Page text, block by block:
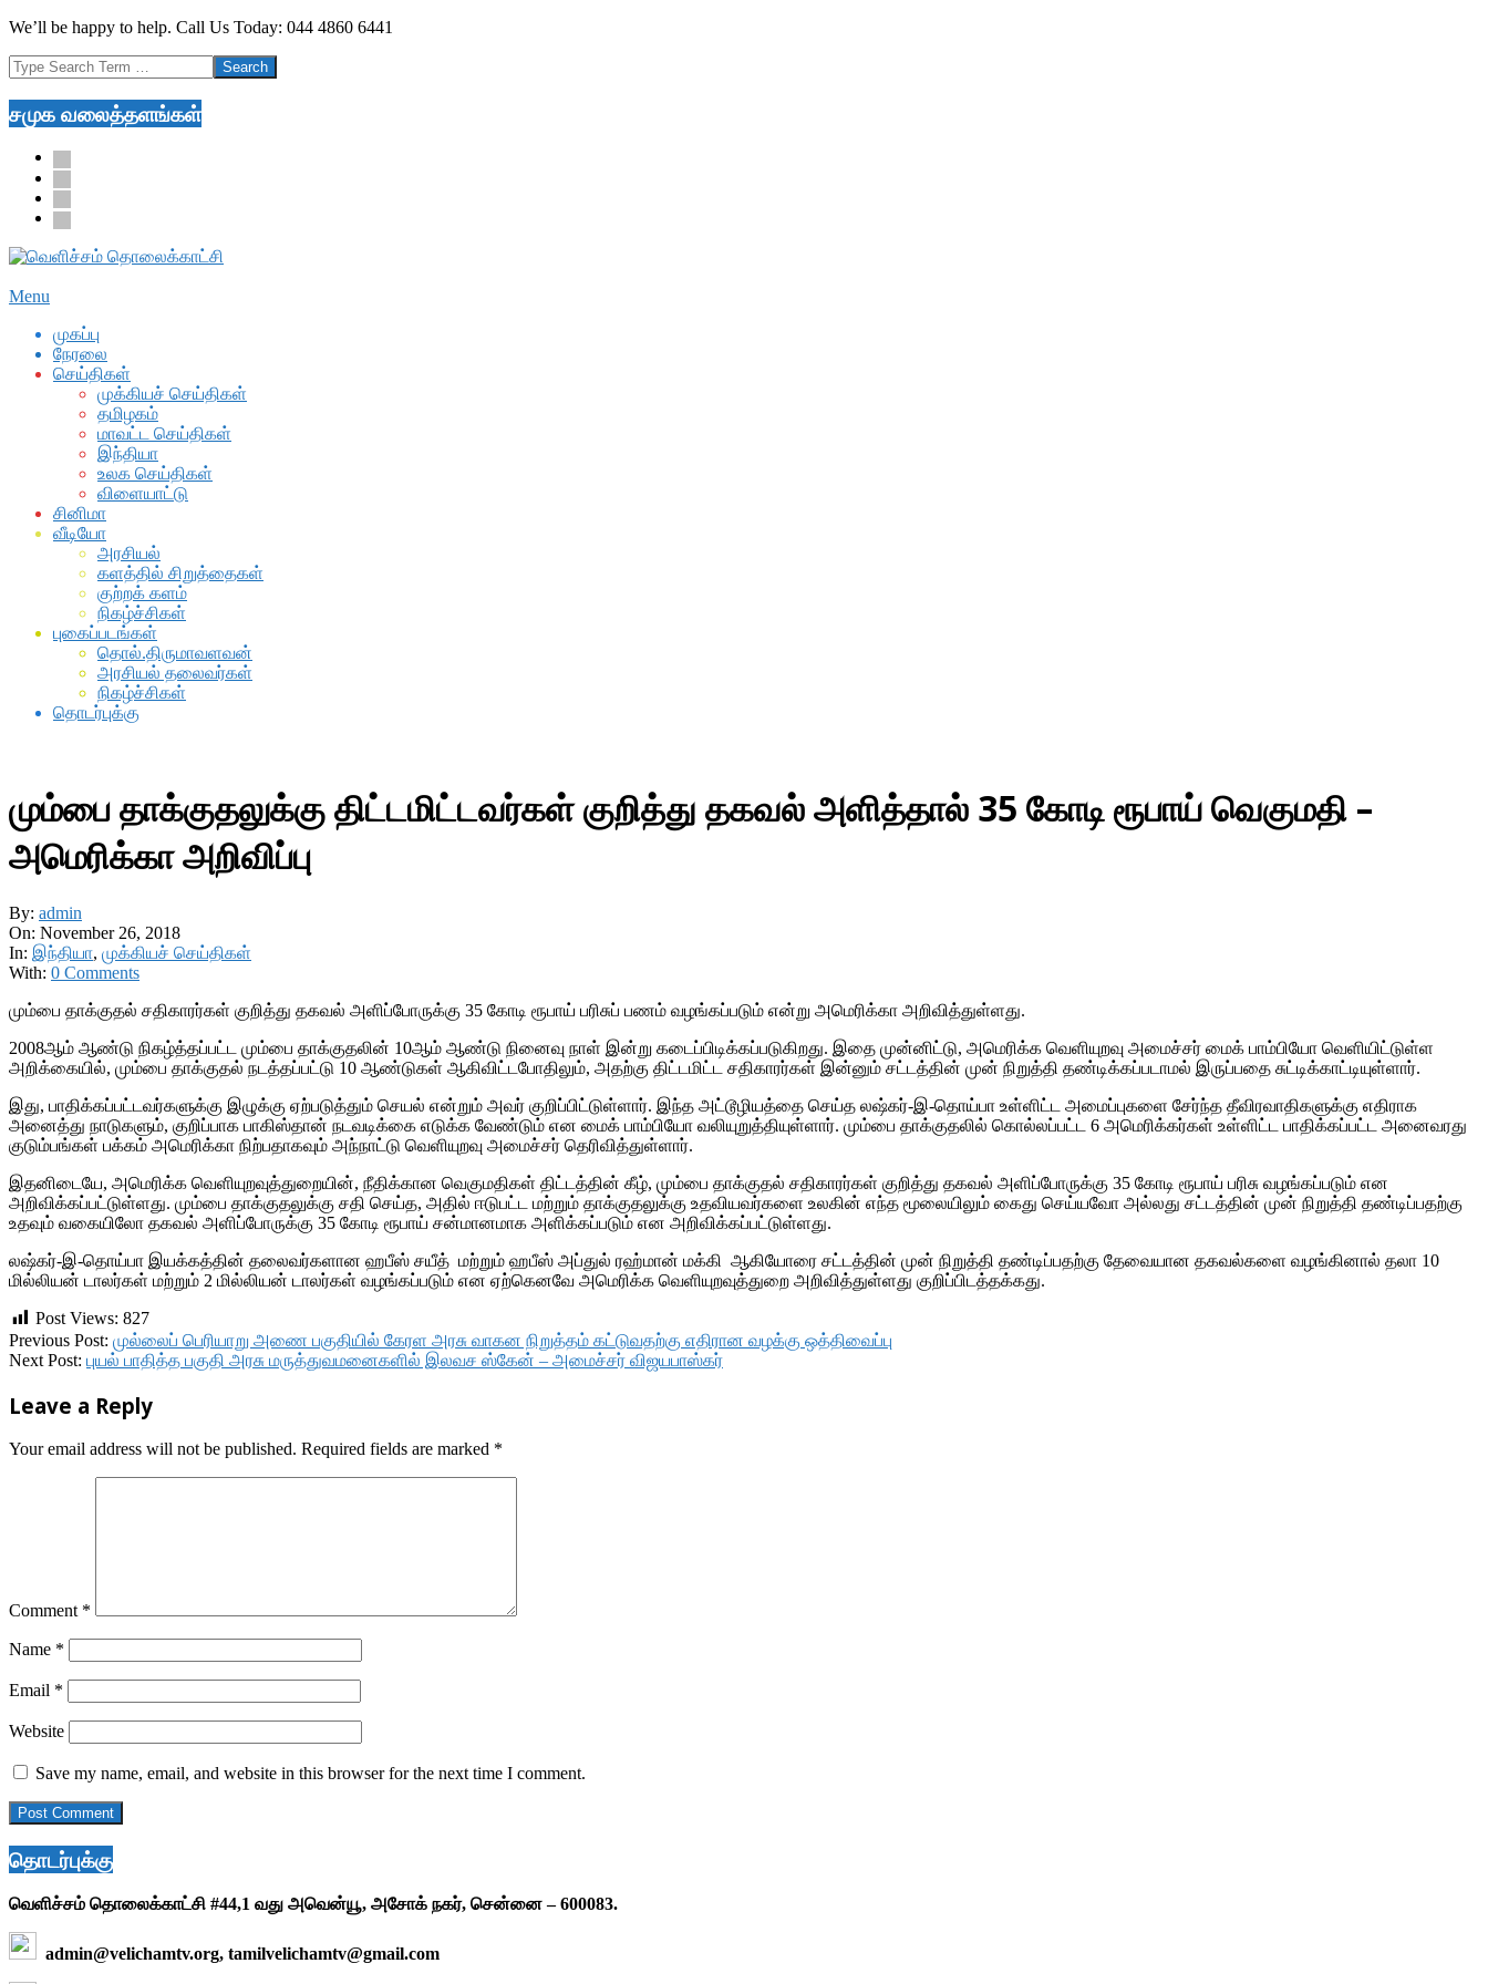
Skip
content
We’ll be happy to help. Call Us Today: 044 4860 6441
Search
சமுக வலைத்தளங்கள்
facebook
twitter
youtube
google
Secondary
Menu
Menu
முகப்பு
நேரலை
செய்திகள்
முக்கியச் செய்திகள்
தமிழகம்
மாவட்ட செய்திகள்
இந்தியா
உலக செய்திகள்
விளையாட்டு
சினிமா
வீடியோ
அரசியல்
களத்தில் சிறுத்தைகள்
குற்றக் களம்
நிகழ்ச்சிகள்
புகைப்படங்கள்
தொல்.திருமாவளவன்
அரசியல் தலைவர்கள்
நிகழ்ச்சிகள்
தொடர்புக்கு
மும்பை தாக்குதலுக்கு திட்டமிட்டவர்கள் குறித்து தகவல் அளித்தால் 35 கோடி ரூபாய் வெகுமதி –
அமெரிக்கா அறிவிப்பு
By: admin
On: November 26, 2018
In: இந்தியா, முக்கியச் செய்திகள்
With: 0 Comments
மும்பை தாக்குதல் சதிகாரர்கள் குறித்து தகவல் அளிப்போருக்கு 35 கோடி ரூபாய் பரிசுப் பணம் வழங்கப்படும் என்று அமெரிக்கா அறிவித்துள்ளது.
2008ஆம் ஆண்டு நிகழ்த்தப்பட்ட மும்பை தாக்குதலின் 10ஆம் ஆண்டு நினைவு நாள் இன்று கடைப்பிடிக்கப்படுகிறது. இதை முன்னிட்டு, அமெரிக்க வெளியுறவு அமைச்சர் மைக் பாம்பியோ வெளியிட்டுள்ள
அறிக்கையில், மும்பை தாக்குதல் நடத்தப்பட்டு 10 ஆண்டுகள் ஆகிவிட்டபோதிலும், அதற்கு திட்டமிட்ட சதிகாரர்கள் இன்னும் சட்டத்தின் முன் நிறுத்தி தண்டிக்கப்படாமல் இருப்பதை சுட்டிக்காட்டியுள்ளார்.
இது, பாதிக்கப்பட்டவர்களுக்கு இழுக்கு ஏற்படுத்தும் செயல் என்றும் அவர் குறிப்பிட்டுள்ளார். இந்த அட்டூழியத்தை செய்த லஷ்கர்-இ-தொய்பா உள்ளிட்ட அமைப்புகளை சேர்ந்த தீவிரவாதிகளுக்கு எதிராக
அனைத்து நாடுகளும், குறிப்பாக பாகிஸ்தான் நடவடிக்கை எடுக்க வேண்டும் என மைக் பாம்பியோ வலியுறுத்தியுள்ளார். மும்பை தாக்குதலில் கொல்லப்பட்ட 6 அமெரிக்கர்கள் உள்ளிட்ட பாதிக்கப்பட்ட அனைவரது
குடும்பங்கள் பக்கம் அமெரிக்கா நிற்பதாகவும் அந்நாட்டு வெளியுறவு அமைச்சர் தெரிவித்துள்ளார்.
இதனிடையே, அமெரிக்க வெளியுறவுத்துறையின், நீதிக்கான வெகுமதிகள் திட்டத்தின் கீழ், மும்பை தாக்குதல் சதிகாரர்கள் குறித்து தகவல் அளிப்போருக்கு 35 கோடி ரூபாய் பரிசு வழங்கப்படும் என
அறிவிக்கப்பட்டுள்ளது. மும்பை தாக்குதலுக்கு சதி செய்த, அதில் ஈடுபட்ட மற்றும் தாக்குதலுக்கு உதவியவர்களை உலகின் எந்த மூலையிலும் கைது செய்யவோ அல்லது சட்டத்தின் முன் நிறுத்தி தண்டிப்பதற்கு
உதவும் வகையிலோ தகவல் அளிப்போருக்கு 35 கோடி ரூபாய் சன்மானமாக அளிக்கப்படும் என அறிவிக்கப்பட்டுள்ளது.
லஷ்கர்-இ-தொய்பா இயக்கத்தின் தலைவர்களான ஹபீஸ் சயீத் மற்றும் ஹபீஸ் அப்துல் ரஹ்மான் மக்கி ஆகியோரை சட்டத்தின் முன் நிறுத்தி தண்டிப்பதற்கு தேவையான தகவல்களை வழங்கினால் தலா 10
மில்லியன் டாலர்கள் மற்றும் 2 மில்லியன் டாலர்கள் வழங்கப்படும் என ஏற்கெனவே அமெரிக்க வெளியுறவுத்துறை அறிவித்துள்ளது குறிப்பிடத்தக்கது.
Post Views: 827
2018-
11-
Previous Post: முல்லைப் பெரியாறு அணை பகுதியில் கேரள அரசு வாகன நிறுத்தம் கட்டுவதற்கு எதிரான வழக்கு ஒத்திவைப்பு
Next Post: புயல் பாதித்த பகுதி அரசு மருத்துவமனைகளில் இலவச ஸ்கேன் – அமைச்சர் விஜயபாஸ்கர்
Leave a Reply
Your email address will not be published. Required fields are marked *
Comment *
Name *
Email *
Website
Save my name, email, and website in this browser for the next time I comment.
தொடர்புக்கு
வெளிச்சம் தொலைக்காட்சி #44,1 வது அவென்யூ, அசோக் நகர், சென்னை – 600083.
admin@velichamtv.org, tamilvelichamtv@gmail.com